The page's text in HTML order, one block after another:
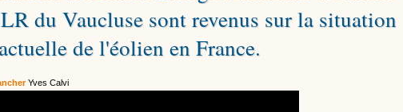
du Vaucluse sont revenus sur la situation
actuelle de l'éolien en France.
Yves Calvi